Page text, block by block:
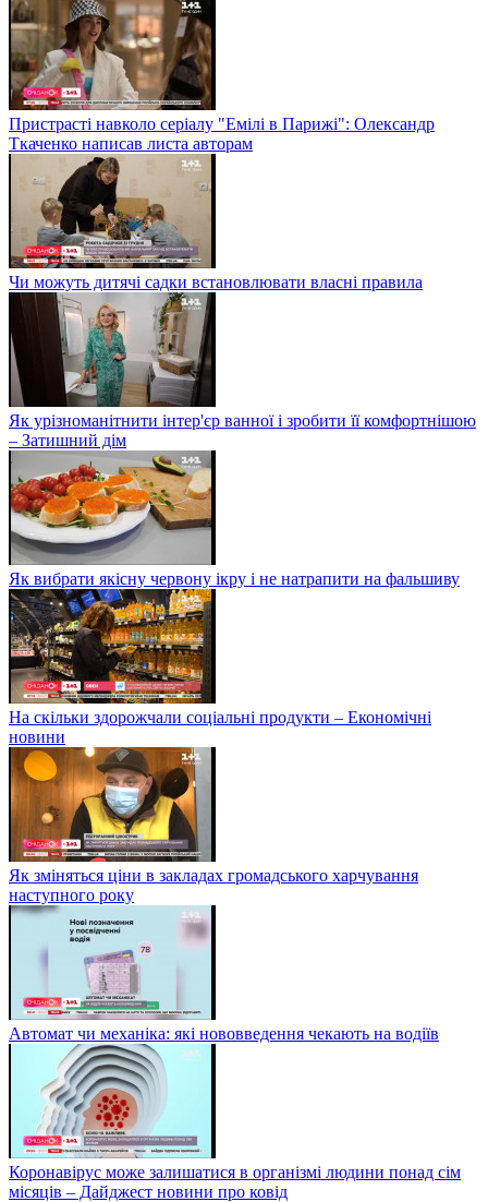
Пристрасті навколо серіалу "Емілі в Парижі": Олександр
Ткаченко написав листа авторам
Чи можуть дитячі садки встановлювати власні правила
Як урізноманітнити інтер'єр ванної і зробити її комфортнішою
– Затишний дім
Як вибрати якісну червону ікру і не натрапити на фальшиву
На скільки здорожчали соціальні продукти – Економічні
новини
Як зміняться ціни в закладах громадського харчування
наступного року
Автомат чи механіка: які нововведення чекають на водіїв
Коронавірус може залишатися в організмі людини понад сім
місяців – Дайджест новини про ковід